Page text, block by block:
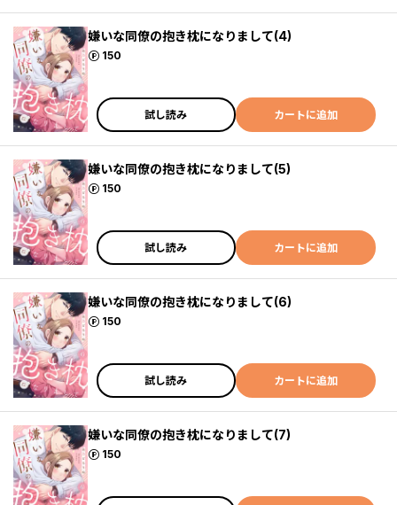
嫌いな同僚の抱き枕になりまして(4)
150
ポイント
試し読み カートに追加
嫌いな同僚の抱き枕になりまして(5)
150
ポイント
試し読み カートに追加
嫌いな同僚の抱き枕になりまして(6)
150
ポイント
試し読み カートに追加
嫌いな同僚の抱き枕になりまして(7)
150
ポイント